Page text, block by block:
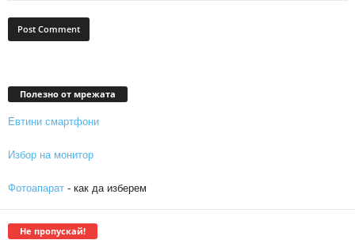
Полезно от мрежата
Евтини смартфони
Избор на монитор
Фотоапарат - как да изберем
Не пропускай!